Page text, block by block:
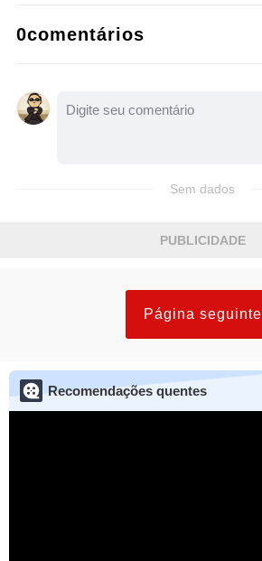
0comentários
Sem dados
PUBLICIDADE
Página seguinte
Recomendações quentes